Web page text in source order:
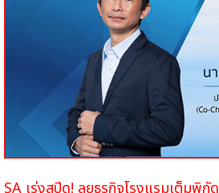
SA เร่งสปีด! ลุยธุรกิจโรงแรมเต็มพิกัด